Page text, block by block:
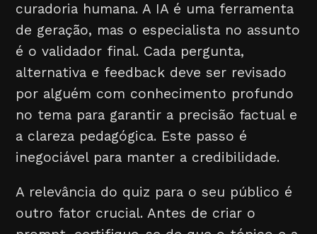
curadoria humana. A IA é uma ferramenta
de geração, mas o especialista no assunto
é o validador final. Cada pergunta,
alternativa e feedback deve ser revisado
por alguém com conhecimento profundo
no tema para garantir a precisão factual e
a clareza pedagógica. Este passo é
inegociável para manter a credibilidade.
A relevância do quiz para o seu público é
outro fator crucial. Antes de criar o